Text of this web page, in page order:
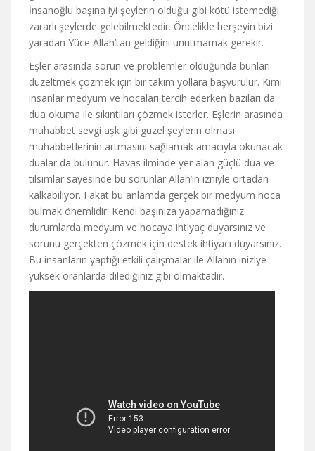
İnsanoğlu başına iyi şeylerin olduğu gibi kötü istemediği
zararlı şeylerde gelebilmektedir. Öncelikle herşeyin bizi
yaradan Yüce Allah’tan geldiğini unutmamak gerekir.
Eşler arasında sorun ve problemler olduğunda bunları
düzeltmek çözmek için bir takım yollara başvurulur. Kimi
insanlar medyum ve hocaları tercih ederken bazıları da
dua okuma ile sıkıntıları çözmek isterler. Eşlerin arasında
muhabbet sevgi aşk gibi güzel şeylerin olması
muhabbetlerinin artmasını sağlamak amacıyla okunacak
dualar da bulunur. Havas ilminde yer alan güçlü dua ve
tılsımlar sayesinde bu sorunlar Allah’ın izniyle ortadan
kalkabiliyor. Fakat bu anlamda gerçek bir medyum hoca
bulmak önemlidir. Kendi başınıza yapamadığınız
durumlarda medyum ve hocaya ihtiyaç duyarsınız ve
sorunu gerçekten çözmek için destek ihtiyacı duyarsınız.
Bu insanların yaptığı etkili çalışmalar ile Allahın inizlye
yüksek oranlarda dilediğiniz gibi olmaktadır.